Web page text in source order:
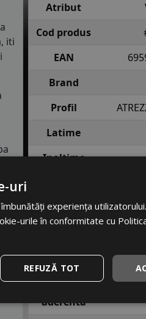
iti
Atribut
Cod produs
EAN
Brand
Profil
Latime
Inaltime
Indice
incarcare
75 =
viteza
aderenta
uri
experiența
urile în conformitate cu
REFUZĂ TOT